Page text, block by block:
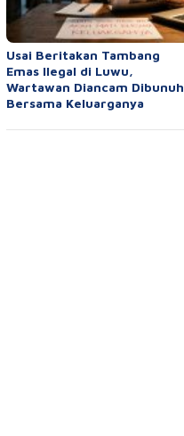
Usai Beritakan Tambang
Emas Ilegal di Luwu,
Wartawan Diancam Dibunuh
Bersama Keluarganya